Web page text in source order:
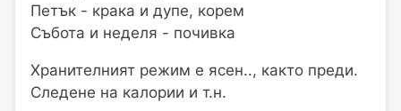
Петък - крака и дупе, корем
Събота и неделя - почивка
Хранителният режим е ясен.., както преди.
Следене на калории и т.н.